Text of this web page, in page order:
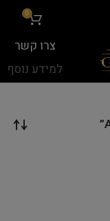
0
צרו קשר
למידע נוסף